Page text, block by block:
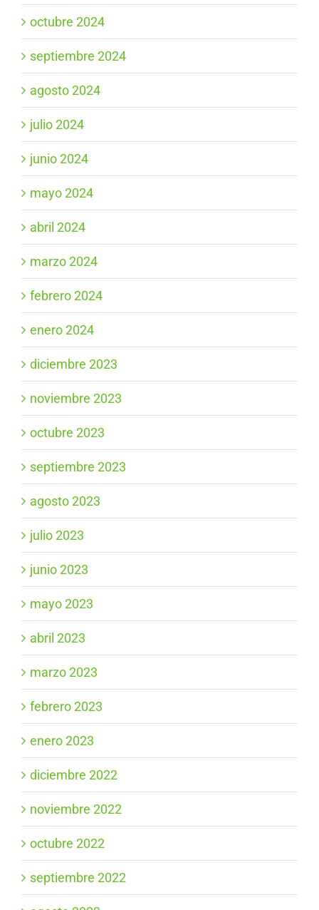
octubre 2024
septiembre 2024
agosto 2024
julio 2024
junio 2024
mayo 2024
abril 2024
marzo 2024
febrero 2024
enero 2024
diciembre 2023
noviembre 2023
octubre 2023
septiembre 2023
agosto 2023
julio 2023
junio 2023
mayo 2023
abril 2023
marzo 2023
febrero 2023
enero 2023
diciembre 2022
noviembre 2022
octubre 2022
septiembre 2022